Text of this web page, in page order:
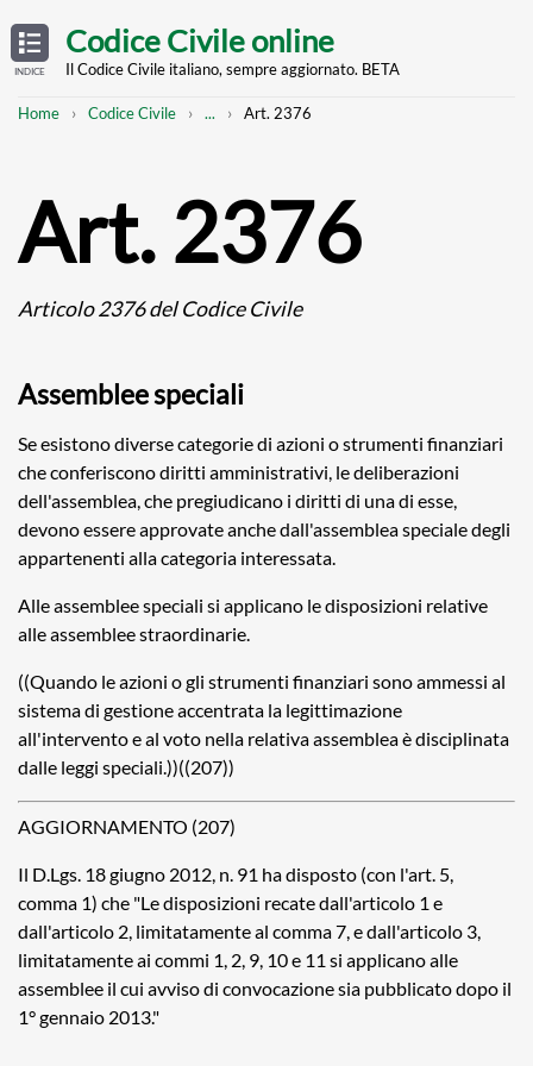
TABLE
OF
CONTENTS
INDICE
main
Codice Civile online
Il Codice Civile italiano, sempre aggiornato. BETA
Breadcrumb
Home Codice Civile
Mostra
... Art. 2376
Art. 2376
Articolo 2376 del Codice Civile
Assemblee speciali
Se esistono diverse categorie di azioni o strumenti finanziari
che conferiscono diritti amministrativi, le deliberazioni
dell'assemblea, che pregiudicano i diritti di una di esse,
devono essere approvate anche dall'assemblea speciale degli
appartenenti alla categoria interessata.
Alle assemblee speciali si applicano le disposizioni relative
alle assemblee straordinarie.
((Quando le azioni o gli strumenti finanziari sono ammessi al
sistema di gestione accentrata la legittimazione
all'intervento e al voto nella relativa assemblea è disciplinata
dalle leggi speciali.))((207))
AGGIORNAMENTO (207)
Il D.Lgs. 18 giugno 2012, n. 91 ha disposto (con l'art. 5,
comma 1) che "Le disposizioni recate dall'articolo 1 e
dall'articolo 2, limitatamente al comma 7, e dall'articolo 3,
limitatamente ai commi 1, 2, 9, 10 e 11 si applicano alle
assemblee il cui avviso di convocazione sia pubblicato dopo il
1° gennaio 2013."